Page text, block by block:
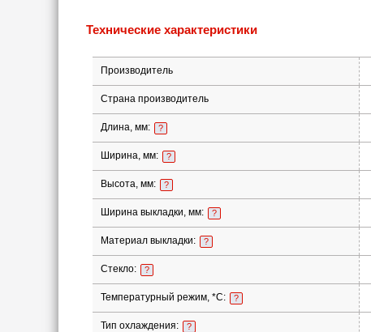
Технические характеристики
Производитель
Страна производитель
Длина, мм: ?
Ширина, мм: ?
Высота, мм: ?
Ширина выкладки, мм: ?
Материал выкладки: ?
Стекло: ?
Температурный режим, *С: ?
Тип охлаждения: ?